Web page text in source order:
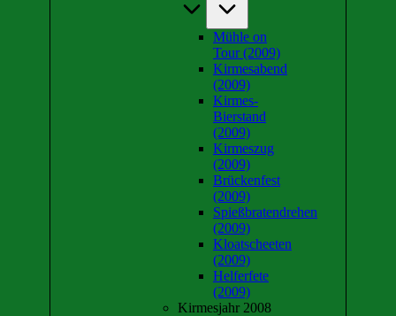
Mühle on
Tour (2009)
Kirmesabend
(2009)
Kirmes-
Bierstand
(2009)
Kirmeszug
(2009)
Brückenfest
(2009)
Spießbratendrehen
(2009)
Kloatscheeten
(2009)
Helferfete
(2009)
Kirmesjahr 2008